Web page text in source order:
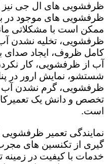
ظرفشویی های ال جی نیز
ظرفشویی های موجود در
ممکن است با مشکلاتی
ظرفشویی، تخلیه نشدن
کامل ظروف، ایجاد صدای
آب از ظرفشویی، کار
شستشو، نمایش ارور در
ظرفشویی، گرم نشدن آب
تخصص و دانش یک تعمیرکار
است.
نمایندگی تعمیر ظرفشویی
گیری از تکنسین های
خدمات با کیفیت در